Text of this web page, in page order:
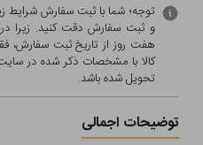
توجه؛ شما با ثبت سفارش شرایط
و ثبت سفارش دقت کنید. زیرا
هفت روز از تاریخ ثبت سفارش،
کالا با مشخصات ذکر شده در
تحویل شده باشد.
توضیحات اجمالی